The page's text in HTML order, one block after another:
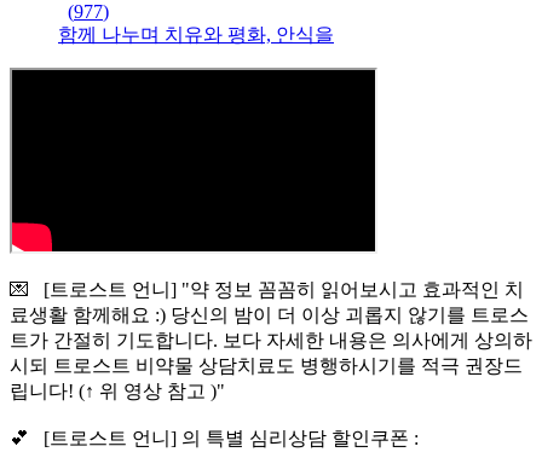
(977)
함께 나누며 치유와 평화, 안식을
💌 [트로스트 언니] "약 정보 꼼꼼히 읽어보시고 효과적인 치
료생활 함께해요 :) 당신의 밤이 더 이상 괴롭지 않기를 트로스
트가 간절히 기도합니다. 보다 자세한 내용은 의사에게 상의하
시되 트로스트 비약물 상담치료도 병행하시기를 적극 권장드
립니다! (↑ 위 영상 참고 )"
💕 [트로스트 언니] 의 특별 심리상담 할인쿠폰 :